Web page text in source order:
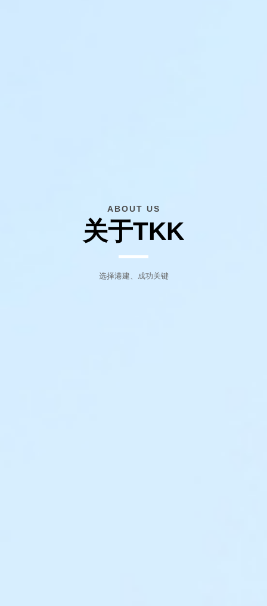
ABOUT US
关于TKK
选择港建、成功关键